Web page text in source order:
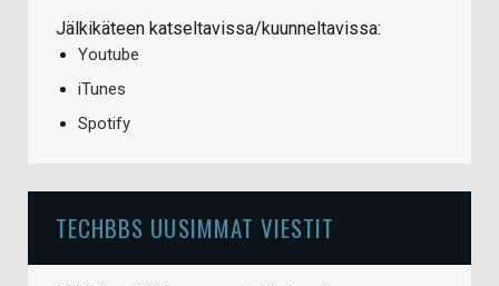
Jälkikäteen katseltavissa/kuunneltavissa:
Youtube
iTunes
Spotify
TECHBBS UUSIMMAT VIESTIT